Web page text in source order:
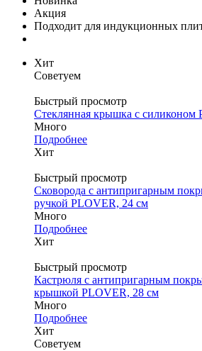
Акция
Подходит для индукционных
Хит
Советуем
Быстрый просмотр
Стеклянная крышка с силиконом
Много
Подробнее
Хит
Быстрый просмотр
Сковорода с антипригарным
ручкой PLOVER, 24 см
Много
Подробнее
Хит
Быстрый просмотр
Кастрюля с антипригарным
крышкой PLOVER, 28 см
Много
Подробнее
Хит
Советуем